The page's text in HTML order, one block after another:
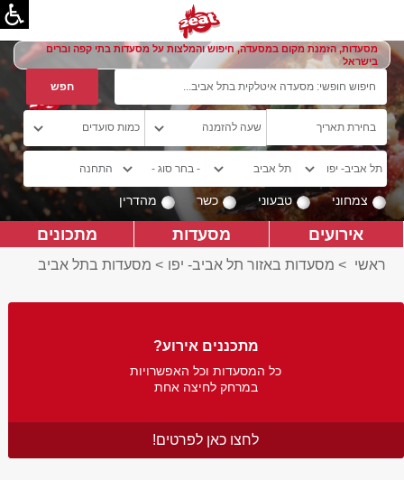
מסעדות, הזמנת מקום במסעדה, חיפוש והמלצות על מסעדות בתי קפה וברים
בישראל
צמחוני טבעוני כשר מהדרין
אירועים מסעדות מתכונים
ראשי > מסעדות באזור תל אביב- יפו > מסעדות בתל אביב
מתכננים אירוע?
כל המסעדות וכל האפשרויות
במרחק לחיצה אחת
לחצו כאן לפרטים!